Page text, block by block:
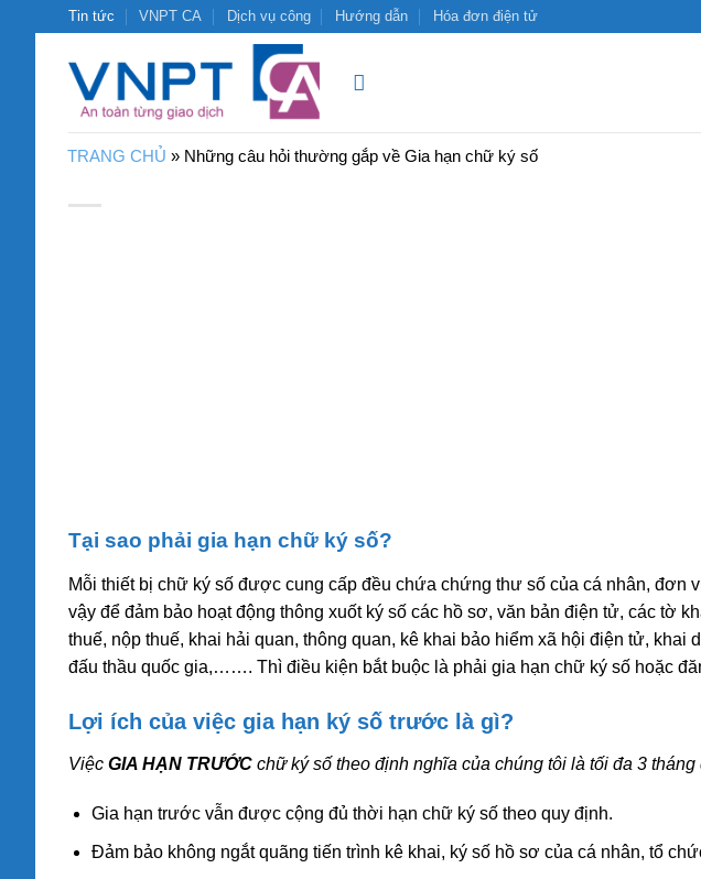
Tin tức VNPT CA Dịch vụ công Hướng dẫn Hóa đơn điện tử
TRANG CHỦ » Những câu hỏi thường gắp về Gia hạn chữ ký số
Tại sao phải gia hạn chữ ký số?
Mỗi thiết bị chữ ký số được cung cấp đều chứa chứng thư số của cá nhân, đơn
vậy để đảm bảo hoạt động thông xuốt ký số các hồ sơ, văn bản điện tử, các tờ
thuế, nộp thuế, khai hải quan, thông quan, kê khai bảo hiểm xã hội điện tử, khai
đấu thầu quốc gia,……. Thì điều kiện bắt buộc là phải gia hạn chữ ký số hoặc
Lợi ích của việc gia hạn ký số trước là gì?
Việc GIA HẠN TRƯỚC chữ ký số theo định nghĩa của chúng tôi là tối đa 3
Gia hạn trước vẫn được cộng đủ thời hạn chữ ký số theo quy định.
Đảm bảo không ngắt quãng tiến trình kê khai, ký số hồ sơ của cá nhân, tổ